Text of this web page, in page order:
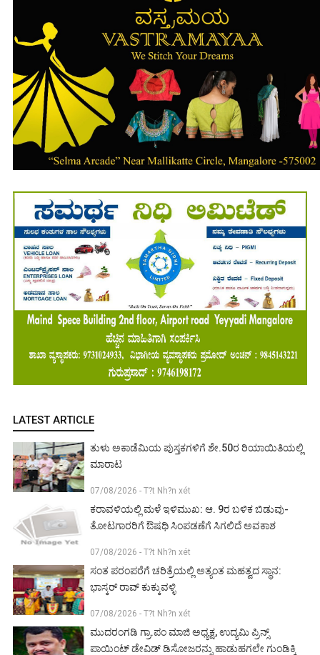
LATEST ARTICLE
ತುಳು ಅಕಾಡೆಮಿಯ ಪುಸ್ತಕಗಳಿಗೆ ಶೇ.50ರ ರಿಯಾಯಿತಿಯಲ್ಲಿ
ಮಾರಾಟ
07/08/2026 - T?t Nh?n xét
ಕರಾವಳಿಯಲ್ಲಿ ಮಳೆ ಇಳಿಮುಖ: ಆ. 9ರ ಬಳಿಕ ಬಿಡುವು-
ತೋಟಗಾರರಿಗೆ ಔಷಧಿ ಸಿಂಪಡಣೆಗೆ ಸಿಗಲಿದೆ ಅವಕಾಶ
07/08/2026 - T?t Nh?n xét
ಸಂತ ಪರಂಪರೆಗೆ ಚರಿತ್ರೆಯಲ್ಲಿ ಅತ್ಯಂತ ಮಹತ್ವದ ಸ್ಥಾನ:
ಭಾಸ್ಕರ್ ರಾವ್ ಕುಕ್ಕುವಳ್ಳಿ
07/08/2026 - T?t Nh?n xét
ಮುದರಂಗಡಿ ಗ್ರಾ.ಪಂ ಮಾಜಿ ಅಧ್ಯಕ್ಷ, ಉದ್ಯಮಿ ಪ್ರಿನ್ಸ್
ಪಾಯಿಂಟ್ ಡೇವಿಡ್ ಡಿಸೋಜರನ್ನು ಹಾಡುಹಗಲೇ ಗುಂಡಿಕ್ಕಿ